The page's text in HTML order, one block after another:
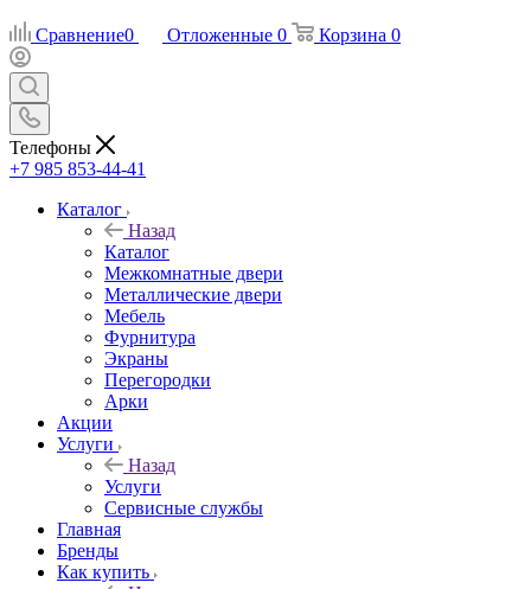
Сравнение0 Отложенные 0 Корзина 0
Телефоны
+7 985 853-44-41
Каталог
Назад
Каталог
Межкомнатные двери
Металлические двери
Мебель
Фурнитура
Экраны
Перегородки
Арки
Акции
Услуги
Назад
Услуги
Сервисные службы
Главная
Бренды
Как купить